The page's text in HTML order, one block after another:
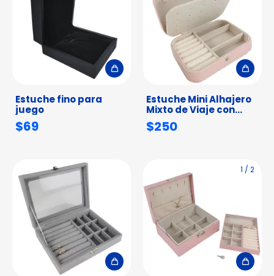
Estuche fino para
juego
$69
Estuche Mini Alhajero
Mixto de Viaje con
Broche
$250
1 / 2